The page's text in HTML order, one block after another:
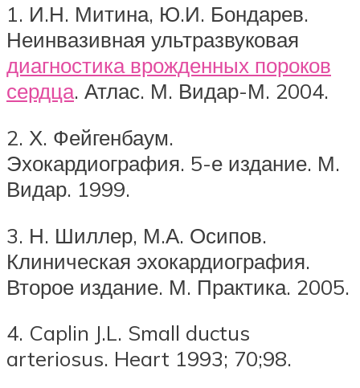
1. И.Н. Митина, Ю.И. Бондарев.
Неинвазивная ультразвуковая
диагностика врожденных пороков
сердца. Атлас. М. Видар-М. 2004.
2. Х. Фейгенбаум.
Эхокардиография. 5-е издание. М.
Видар. 1999.
3. Н. Шиллер, М.А. Осипов.
Клиническая эхокардиография.
Второе издание. М. Практика. 2005.
4. Caplin J.L. Small ductus
arteriosus. Heart 1993; 70;98.